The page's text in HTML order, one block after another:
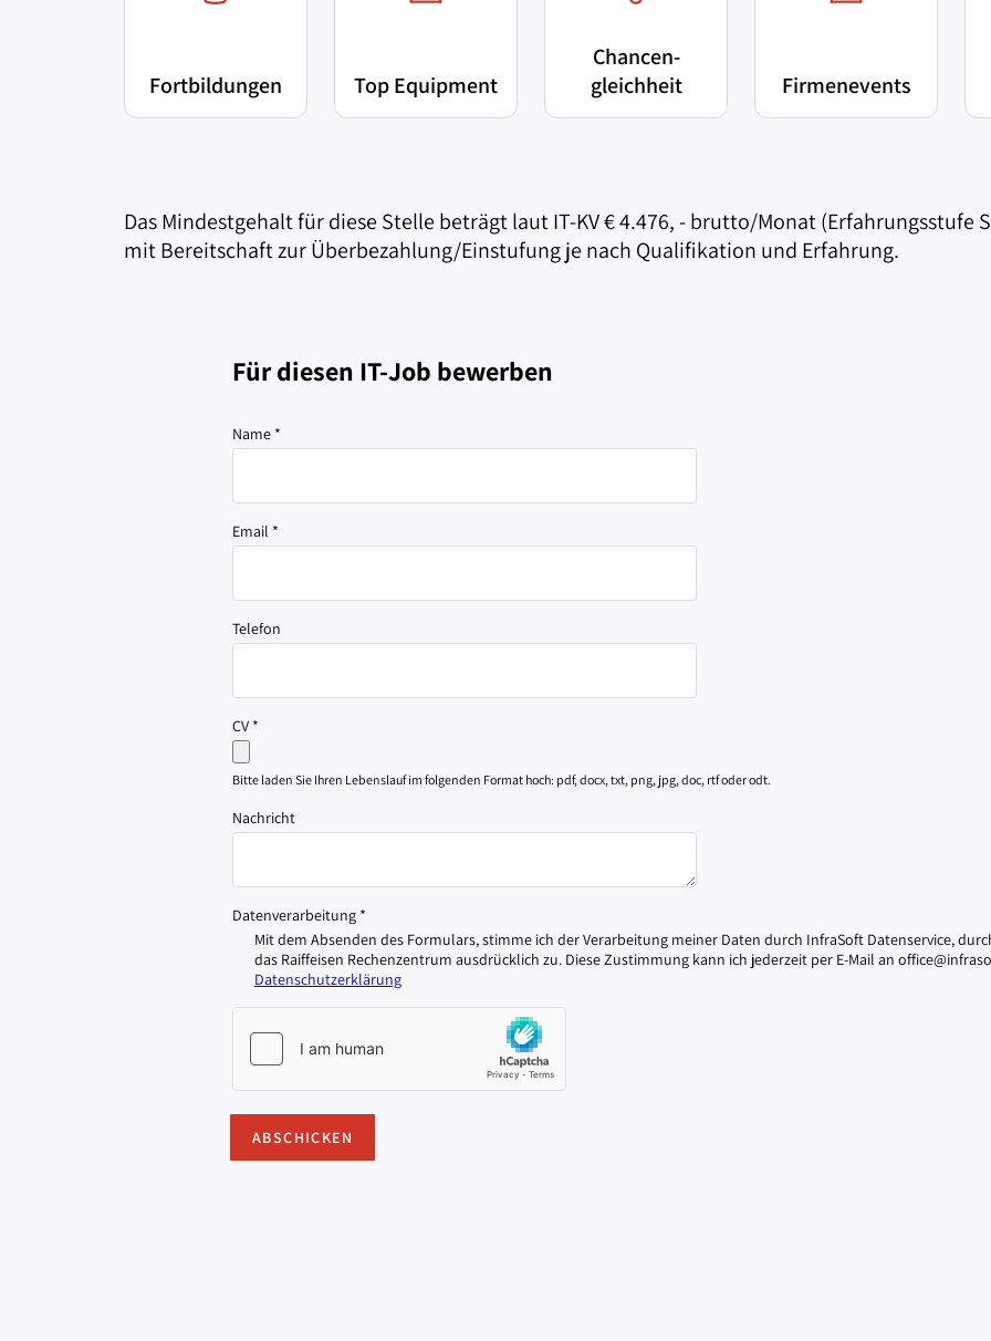
Fortbildungen Top Equipment
Chancen-
gleichheit
Firmenevents
Das Mindestgehalt für diese Stelle beträgt laut IT-KV € 4.476, - brutto/Monat (Erfahrungsstufe
mit Bereitschaft zur Überbezahlung/Einstufung je nach Qualifikation und Erfahrung.
Für diesen IT-Job bewerben
Name *
Email *
Telefon
CV *
Bitte laden Sie Ihren Lebenslauf im folgenden Format hoch: pdf, docx, txt, png, jpg, doc, rtf oder odt.
Nachricht
Datenverarbeitung *
Mit dem Absenden des Formulars, stimme ich der Verarbeitung meiner Daten durch InfraSoft Datenservice, durch
das Raiffeisen Rechenzentrum ausdrücklich zu. Diese Zustimmung kann ich jederzeit per E-Mail an
Datenschutzerklärung